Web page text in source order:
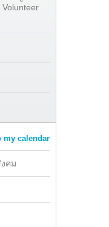
my calendar
คม